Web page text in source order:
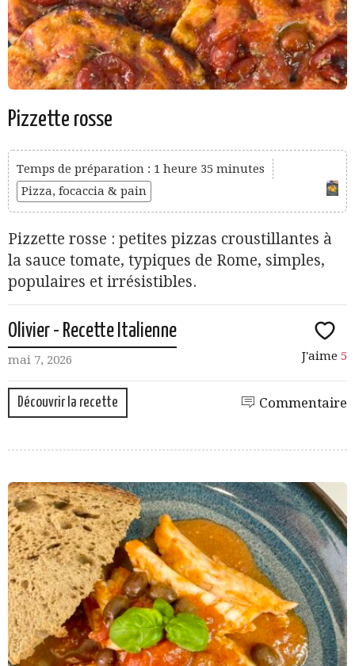
Pizzette rosse
Temps de préparation : 1 heure 35 minutes
Pizza, focaccia & pain
Pizzette rosse : petites pizzas croustillantes à
la sauce tomate, typiques de Rome, simples,
populaires et irrésistibles.
Olivier - Recette Italienne
mai 7, 2026 J'aime 5
Découvrir la recette Commentaire